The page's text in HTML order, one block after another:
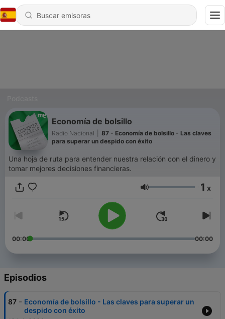
Economía de bolsillo
Radio Nacional
87 - Economía de bolsillo - Las claves
para superar un despido con éxito
Una hoja de ruta para entender nuestra relación con el dinero y
tomar mejores decisiones financieras.
Volumen 1 x
00:00 00:00
Episodios
87 - Economía de bolsillo - Las claves para superar un
despido con éxito